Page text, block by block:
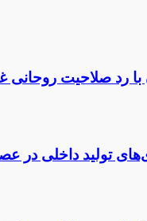
رد صلاحیت روحانی
تولید داخلی در